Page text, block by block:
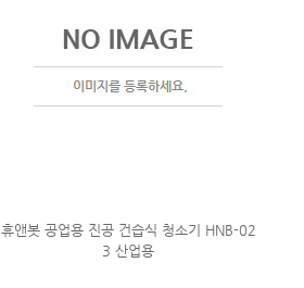
휴앤봇 공업용 진공 건습식 청소기 HNB-02
3 산업용